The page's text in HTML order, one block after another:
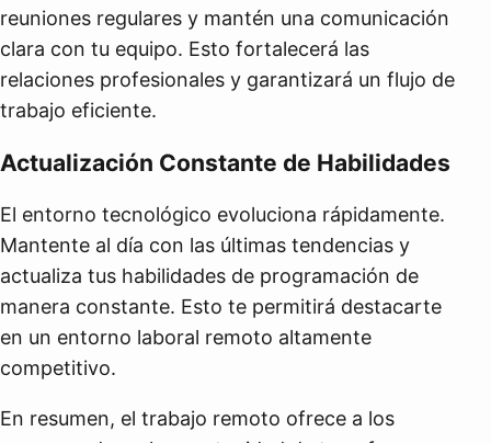
reuniones regulares y mantén una comunicación
clara con tu equipo. Esto fortalecerá las
relaciones profesionales y garantizará un flujo de
trabajo eficiente.
Actualización Constante de Habilidades
El entorno tecnológico evoluciona rápidamente.
Mantente al día con las últimas tendencias y
actualiza tus habilidades de programación de
manera constante. Esto te permitirá destacarte
en un entorno laboral remoto altamente
competitivo.
En resumen, el trabajo remoto ofrece a los